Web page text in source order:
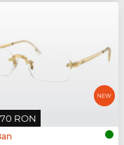
RON